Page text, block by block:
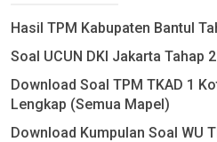
Hasil TPM Kabupaten Bantul
Soal UCUN DKI Jakarta Tahap
Download Soal TPM TKAD 1
Lengkap (Semua Mapel)
Download Kumpulan Soal WU